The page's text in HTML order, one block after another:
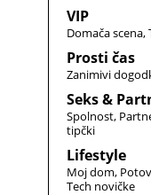
VIP
Domača scena
Prosti čas
Zanimivi
Seks &
Spolnost
tipčki
Lifestyle
Moj dom
Tech novičke